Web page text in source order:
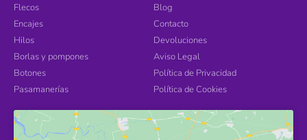
Flecos
Encajes
Hilos
Borlas y pompones
Botones
Pasamanerías
Blog
Contacto
Devoluciones
Aviso Legal
Política de Privacidad
Política de Cookies